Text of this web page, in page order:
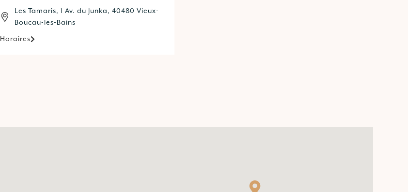
Les Tamaris, 1 Av. du Junka, 40480 Vieux-
Boucau-les-Bains
Horaires